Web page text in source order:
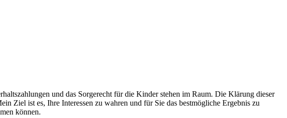
und das Sorgerecht für die Kinder stehen im Raum. Die Klärung dieser
Ziel ist es, Ihre Interessen zu wahren und für Sie das bestmögliche Ergebnis zu
können.